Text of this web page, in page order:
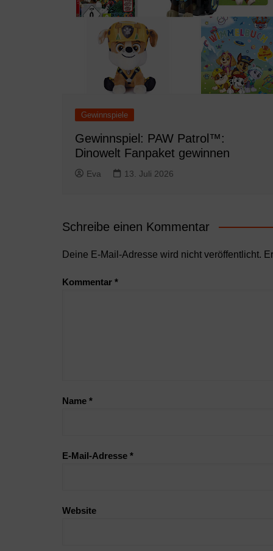
Gewinnspiele
Gewinnspiel: PAW Patrol™:
Dinowelt Fanpaket gewinnen
Eva 13. Juli 2026
Schreibe einen Kommentar
Deine E-Mail-Adresse wird nicht veröffentlicht.
Kommentar *
Name *
E-Mail-Adresse *
Website